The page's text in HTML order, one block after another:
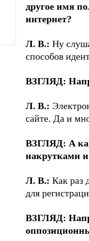
другое имя
интернет?
Л. В.: Ну
способов
ВЗГЛЯД:
Л. В.:
сайте. Да и
ВЗГЛЯД: А
накрутками
Л. В.: Как раз
для
ВЗГЛЯД: